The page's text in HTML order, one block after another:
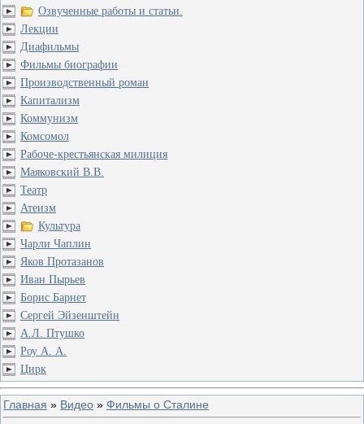
Озвученные работы и статьи.
Лекции
Диафильмы
Фильмы биографии
Производственный роман
Капитализм
Коммунизм
Комсомол
Рабоче-крестьянская милиция
Маяковский В.В.
Театр
Атеизм
Культура
Чарли Чаплин
Яков Протазанов
Иван Пырьев
Борис Барнет
Сергей Эйзенштейн
А.Л. Птушко
Роу А. А.
Цирк
Главная » Видео » Фильмы о Сталине